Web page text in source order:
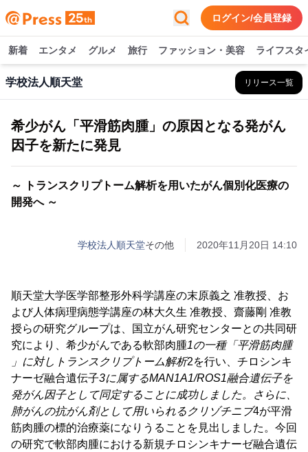
ログイン/会員登録
新着 エンタメ グルメ 旅行 ファッション・美容 ライフスタ
学校法人順天堂 リリース一覧
希少がん「平滑筋肉腫」の原因となる発がん
因子を新たに発見
～ トランスクリプトーム解析を用いたがん個別化医療の
開発へ ～
学校法人順天堂その他 2020年11月20日 14:10
順天堂大学医学部整形外科学講座の末原義之 准教授、お
よび人体病理病態学講座の林大久生 准教授、齋藤剛 准教
授らの研究グループは、国立がん研究センターとの共同研
究により、希少がんである軟部肉腫1の一種「平滑筋肉腫
」に対しトランスクリプトーム解析2を行い、チロシンキ
ナーゼ融合遺伝子3に属するMAN1A1/ROS1融合遺伝子を
発がん因子として同定することに成功しました。さらに、
肺がんの抗がん剤として用いられるクリゾチニブ4が平滑
筋肉腫の標的治療薬になりうることを見出しました。今回
の研究で軟部肉腫における新規チロシンキナーゼ融合遺伝